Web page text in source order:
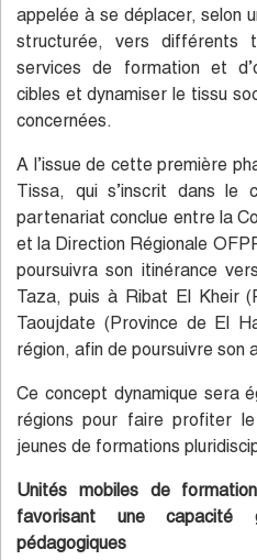
appelée à se déplacer, selon
structurée, vers différents
services de formation et
cibles et dynamiser le tissu
concernées.
A l’issue de cette première
Tissa, qui s’inscrit dans le
partenariat conclue entre la
et la Direction Régionale
poursuivra son itinérance
Taza, puis à Ribat El Kheir
Taoujdate (Province de El
région, afin de poursuivre son
Ce concept dynamique sera
régions pour faire profiter
jeunes de formations
Unités mobiles de
favorisant une
pédagogiques